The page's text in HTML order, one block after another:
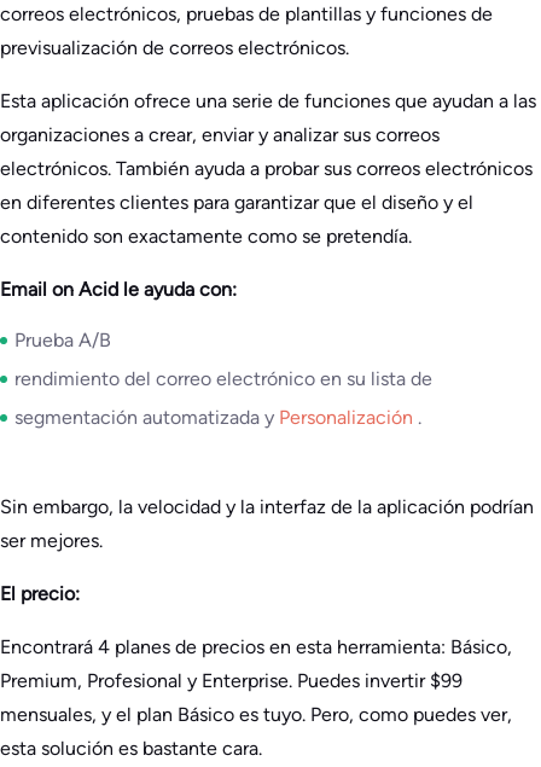
correos electrónicos, pruebas de plantillas y funciones de
previsualización de correos electrónicos.
Esta aplicación ofrece una serie de funciones que ayudan a las
organizaciones a crear, enviar y analizar sus correos
electrónicos. También ayuda a probar sus correos electrónicos
en diferentes clientes para garantizar que el diseño y el
contenido son exactamente como se pretendía.
Email on Acid le ayuda con:
Prueba A/B
rendimiento del correo electrónico en su lista de
segmentación automatizada y Personalización .
Sin embargo, la velocidad y la interfaz de la aplicación podrían
ser mejores.
El precio:
Encontrará 4 planes de precios en esta herramienta: Básico,
Premium, Profesional y Enterprise. Puedes invertir $99
mensuales, y el plan Básico es tuyo. Pero, como puedes ver,
esta solución es bastante cara.